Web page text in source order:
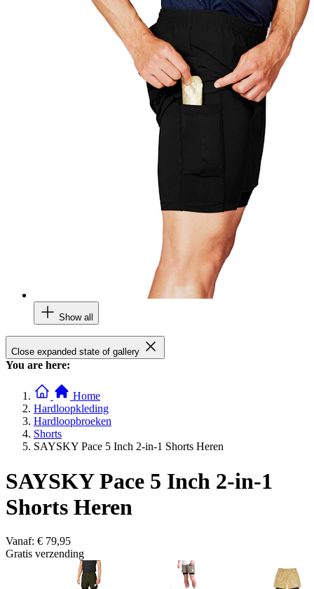
Show all
Close expanded state of gallery
You are here:
Home
Hardloopkleding
Hardloopbroeken
Shorts
SAYSKY Pace 5 Inch 2-in-1 Shorts Heren
SAYSKY Pace 5 Inch 2-in-1
Shorts Heren
Vanaf: € 79,95
Gratis verzending